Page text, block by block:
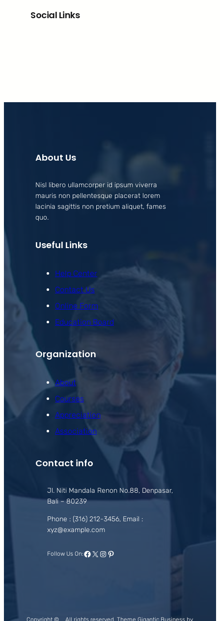
Social Links
About Us
Nisl libero ullamcorper id ipsum viverra
mauris non pellentesque placerat lorem
lacinia sagittis non pretium aliquet, fames
quo.
Useful Links
Help Center
Contact Us
Online Form
Education Board
Organization
About
Courses
Appreciation
Association
Contact info
Jl. Niti Mandala Renon No.88, Denpasar,
Bali – 80239
Phone : (316) 212-3456, Email :
xyz@example.com
Follow Us On:Facebook
X Instagram
Pinterest
Copyright © All rights reserved. Theme Gigantic Business by